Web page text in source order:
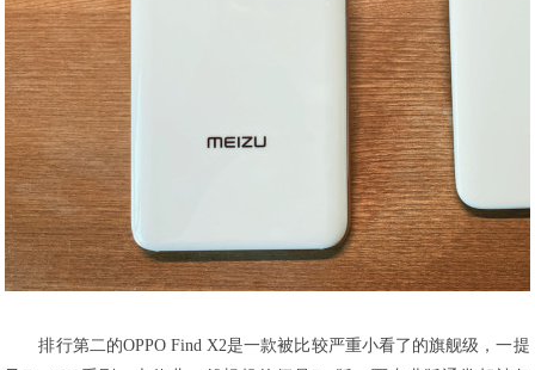
排行第二的OPPO Find X2是一款被比较严重小看了的旗舰级，一提